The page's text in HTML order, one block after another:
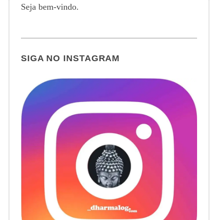
Seja bem-vindo.
SIGA NO INSTAGRAM